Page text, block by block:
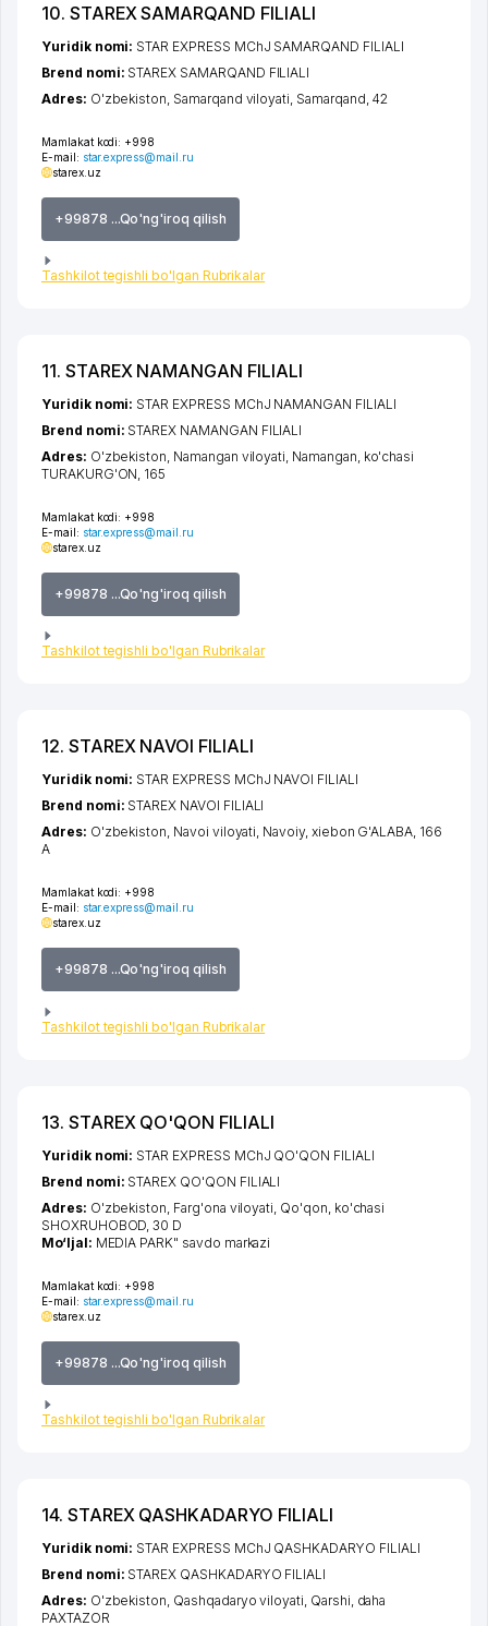
10. STAREX SAMARQAND FILIALI
Mamlakat kodi: +998
E-mail: star.express@mail.ru
starex.uz
+99878 ...Qo'ng'iroq qilish
Tashkilot tegishli bo'lgan Rubrikalar
Yuridik nomi: STAR EXPRESS MChJ SAMARQAND FILIALI
Brend nomi: STAREX SAMARQAND FILIALI
Adres: O'zbekiston, Samarqand viloyati Samarqand , 42
11. STAREX NAMANGAN FILIALI
Mamlakat kodi: +998
E-mail: star.express@mail.ru
starex.uz
+99878 ...Qo'ng'iroq qilish
Tashkilot tegishli bo'lgan Rubrikalar
Yuridik nomi: STAR EXPRESS MChJ NAMANGAN FILIALI
Brend nomi: STAREX NAMANGAN FILIALI
Adres: O'zbekiston, Namangan viloyati, Namangan, ko'chasi
TURAKURG'ON, 165
12. STAREX NAVOI FILIALI
Mamlakat kodi: +998
E-mail: star.express@mail.ru
starex.uz
+99878 ...Qo'ng'iroq qilish
Tashkilot tegishli bo'lgan Rubrikalar
Yuridik nomi: STAR EXPRESS MChJ NAVOI FILIALI
Brend nomi: STAREX NAVOI FILIALI
Adres: O'zbekiston, Navoi viloyati, Navoiy, xiеbon G'ALABA, 166
A
13. STAREX QO'QON FILIALI
Mamlakat kodi: +998
E-mail: star.express@mail.ru
starex.uz
+99878 ...Qo'ng'iroq qilish
Tashkilot tegishli bo'lgan Rubrikalar
Yuridik nomi: STAR EXPRESS MChJ QO'QON FILIALI
Brend nomi: STAREX QO'QON FILIALI
Adres: O'zbekiston, Farg'ona viloyati Qo'qon ko'chasi
SHOXRUHOBOD , 30 D
Mo‘ljal: MEDIA PARK" savdo markazi
14. STAREX QASHKADARYO FILIALI
Yuridik nomi: STAR EXPRESS MChJ QASHKADARYO FILIALI
Brend nomi: STAREX QASHKADARYO FILIALI
Adres: O'zbekiston, Qashqadaryo viloyati Qarshi daha
PAXTAZOR